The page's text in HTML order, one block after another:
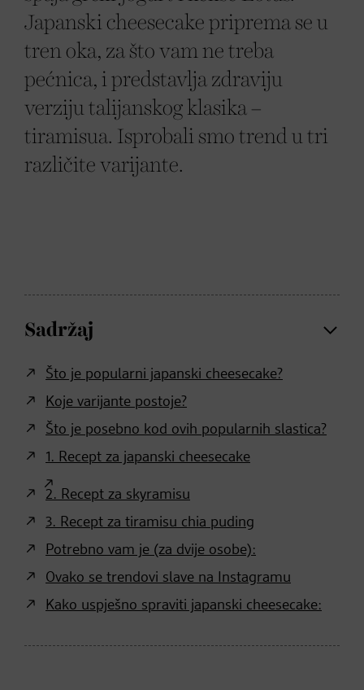
Japanski cheesecake priprema se u
tren oka, za što vam ne treba
pećnica, i predstavlja zdraviju
verziju talijanskog klasika –
tiramisua. Isprobali smo trend u tri
različite varijante.
Sadržaj
Što je popularni japanski cheesecake?
Koje varijante postoje?
Što je posebno kod ovih popularnih slastica?
1. Recept za japanski cheesecake
2. Recept za skyramisu
3. Recept za tiramisu chia puding
Potrebno vam je (za dvije osobe):
Ovako se trendovi slave na Instagramu
Kako uspješno spraviti japanski cheesecake: